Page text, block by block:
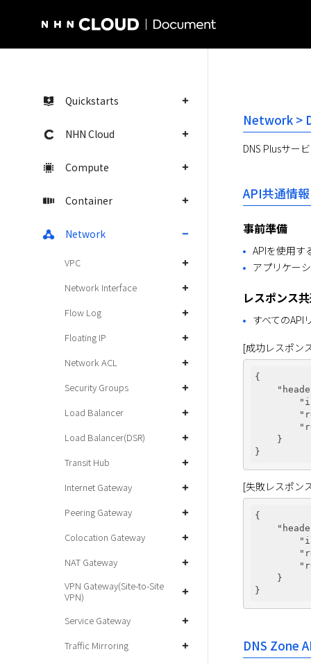
Quickstarts
NHN Cloud
Compute
Container
Network
VPC
Network Interface
Flow Log
Floating IP
Network ACL
Security Groups
Load Balancer
Load Balancer(DSR)
Transit Hub
Internet Gateway
Peering Gateway
Colocation Gateway
NAT Gateway
VPN Gateway(Site-to-Site
VPN)
Service Gateway
Traffic Mirroring
Network >
DNS Plusサー
API共通情報
事前準備
APIを使用す
アプリケー
レスポンス
すべてのAPI
[成功レスポン
{
    }
[失敗レスポン
{
    }
DNS Zone